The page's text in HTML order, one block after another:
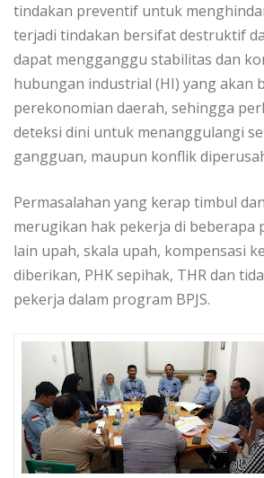
tindakan preventif untuk
terjadi tindakan bersifat destruktif
dapat mengganggu stabilitas dan
hubungan industrial (HI) yang akan
perekonomian daerah, sehingga
deteksi dini untuk menanggulangi
gangguan, maupun konflik
Permasalahan yang kerap timbul
merugikan hak pekerja di beberapa
lain upah, skala upah, kompensasi
diberikan, PHK sepihak, THR dan
pekerja dalam program BPJS.